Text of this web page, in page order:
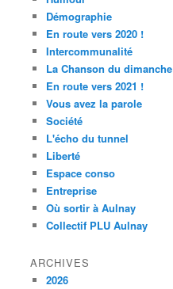
Démographie
En route vers 2020 !
Intercommunalité
La Chanson du dimanche
En route vers 2021 !
Vous avez la parole
Société
L'écho du tunnel
Liberté
Espace conso
Entreprise
Où sortir à Aulnay
Collectif PLU Aulnay
ARCHIVES
2026